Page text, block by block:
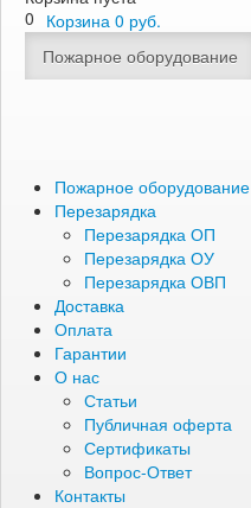
0 Корзина 0 руб.
Пожарное оборудование
Пожарное оборудование
Перезарядка
Перезарядка ОП
Перезарядка ОУ
Перезарядка ОВП
Доставка
Оплата
Гарантии
О нас
Статьи
Публичная оферта
Сертификаты
Вопрос-Ответ
Контакты